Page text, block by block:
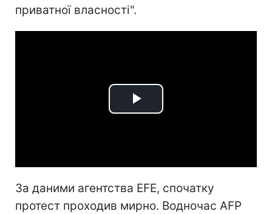
приватної власності".
Play
За даними агентства EFE, спочатку
протест проходив мирно. Водночас AFP